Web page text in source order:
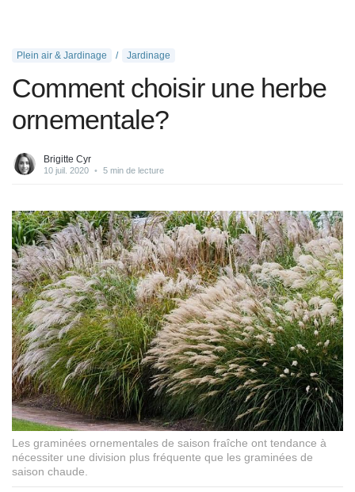
Plein air & Jardinage Jardinage
Comment choisir une herbe
ornementale?
Brigitte Cyr
10 juil. 2020 • 5 min de lecture
Les graminées ornementales de saison fraîche ont tendance à
nécessiter une division plus fréquente que les graminées de
saison chaude.